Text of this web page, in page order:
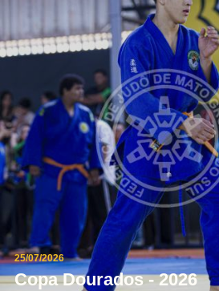
25/07/2026
Copa Dourados - 2026